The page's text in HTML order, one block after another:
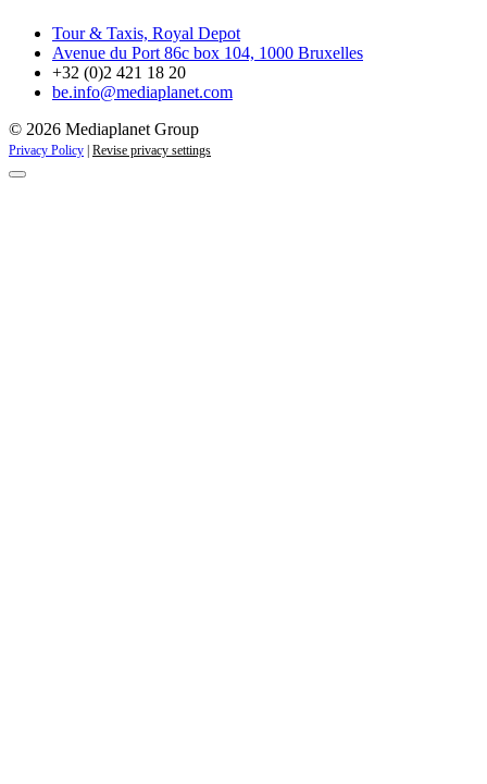
Tour & Taxis, Royal Depot
Avenue du Port 86c box 104, 1000 Bruxelles
+32 (0)2 421 18 20
be.info@mediaplanet.com
© 2026 Mediaplanet Group
Privacy Policy Revise privacy settings